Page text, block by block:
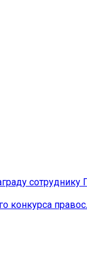
сотруднику
конкурса